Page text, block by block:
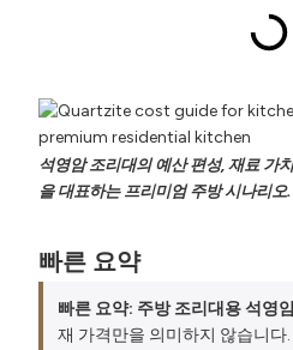
석영암 조리대의 예산 편성, 재료 가
을 대표하는 프리미엄 주방 시나리오.
빠른 요약
빠른 요약: 주방 조리대용 석영
재 가격만을 의미하지 않습니다